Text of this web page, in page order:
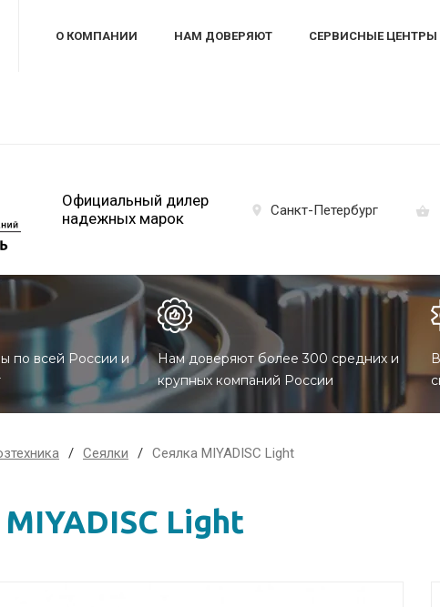
О КОМПАНИИ НАМ ДОВЕРЯЮТ СЕРВИСНЫЕ ЦЕНТРЫ
Официальный дилер
надежных марок
Санкт-Петербург
по всей России и
Нам доверяют более 300 средних и
крупных компаний России
Сеялки Сеялка MIYADISC Light
Light